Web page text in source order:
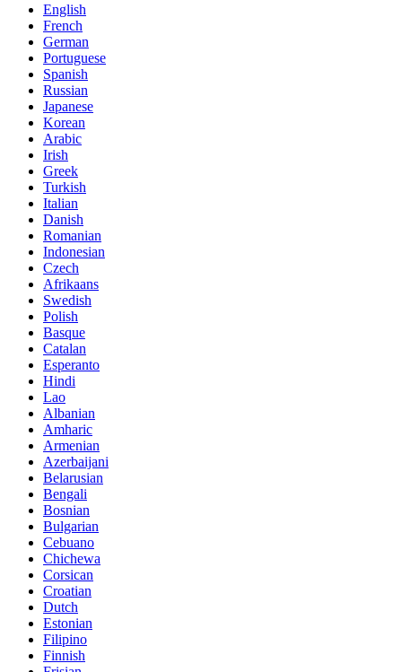
English
French
German
Portuguese
Spanish
Russian
Japanese
Korean
Arabic
Irish
Greek
Turkish
Italian
Danish
Romanian
Indonesian
Czech
Afrikaans
Swedish
Polish
Basque
Catalan
Esperanto
Hindi
Lao
Albanian
Amharic
Armenian
Azerbaijani
Belarusian
Bengali
Bosnian
Bulgarian
Cebuano
Chichewa
Corsican
Croatian
Dutch
Estonian
Filipino
Finnish